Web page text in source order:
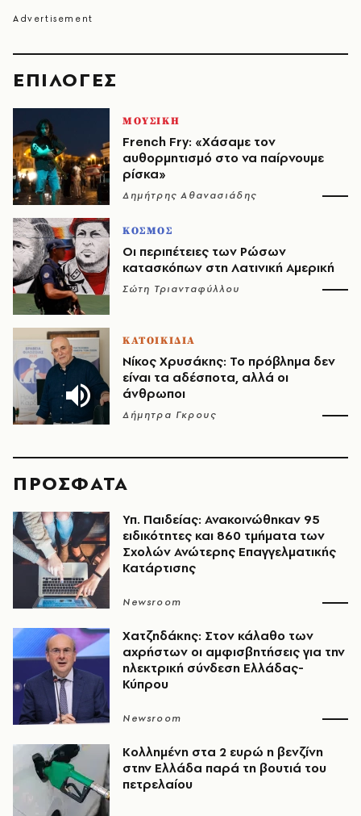
EΠΙΛΟΓΈΣ
ΜΟΥΣΙΚΗ
French Fry: «Χάσαμε τον
αυθορμητισμό στο να παίρνουμε
ρίσκα»
Δημήτρης Αθανασιάδης
ΚΟΣΜΟΣ
Οι περιπέτειες των Ρώσων
κατασκόπων στη Λατινική Αμερική
Σώτη Τριανταφύλλου
ΚΑΤΟΙΚΙΔΙΑ
Νίκος Χρυσάκης: Το πρόβλημα δεν
είναι τα αδέσποτα, αλλά οι
άνθρωποι
Δήμητρα Γκρους
ΠΡΟΣΦΑΤΑ
Υπ. Παιδείας: Ανακοινώθηκαν 95
ειδικότητες και 860 τμήματα των
Σχολών Ανώτερης Επαγγελματικής
Κατάρτισης
Newsroom
Χατζηδάκης: Στον κάλαθο των
αχρήστων οι αμφισβητήσεις για την
ηλεκτρική σύνδεση Ελλάδας-
Κύπρου
Newsroom
Κολλημένη στα 2 ευρώ η βενζίνη
στην Ελλάδα παρά τη βουτιά του
πετρελαίου